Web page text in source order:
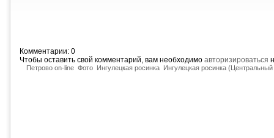
Комментарии: 0
Чтобы оставить свой комментарий, вам необходимо авторизироваться
Петрово on-line Фото Ингулецкая росинка Ингулецкая росинка (Центральный